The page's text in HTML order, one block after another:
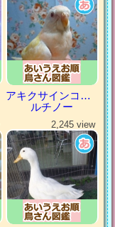
アキクサインコ（秋草インコ）
ルチノー
2,245 view